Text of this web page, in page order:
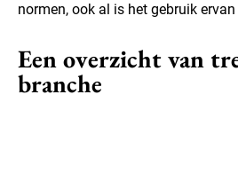
normen, ook al is het gebruik
Een overzicht van
branche